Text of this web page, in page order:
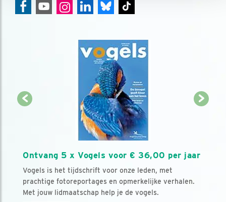
Ontvang 5 x Vogels voor € 36,00 per jaar
Vogels is het tijdschrift voor onze leden, met
prachtige fotoreportages en opmerkelijke verhalen.
Met jouw lidmaatschap help je de vogels.